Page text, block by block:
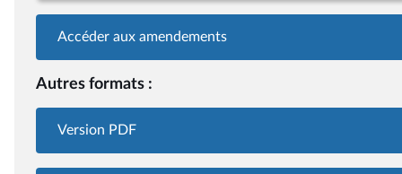
Accéder aux amendements
Autres formats :
Version PDF